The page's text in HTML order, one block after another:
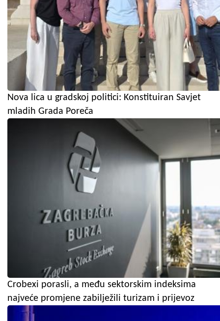
Nova lica u gradskoj politici: Konstituiran Savjet
mladih Grada Poreča
Crobexi porasli, a među sektorskim indeksima
najveće promjene zabilježili turizam i prijevoz